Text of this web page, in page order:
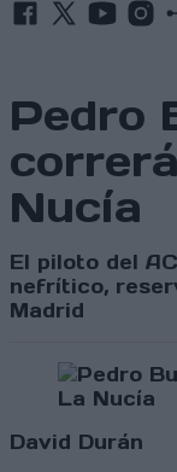
Pedro
Nucía
El piloto del
nefrítico,
Madrid
David Durán